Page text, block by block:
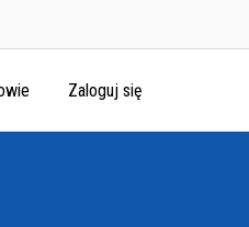
Zaloguj się